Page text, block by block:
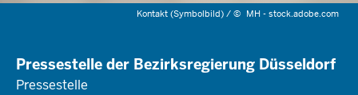
Kontakt (Symbolbild) /© MH - stock.adobe.com
Pressestelle der Bezirksregierung Düsseldorf
Pressestelle